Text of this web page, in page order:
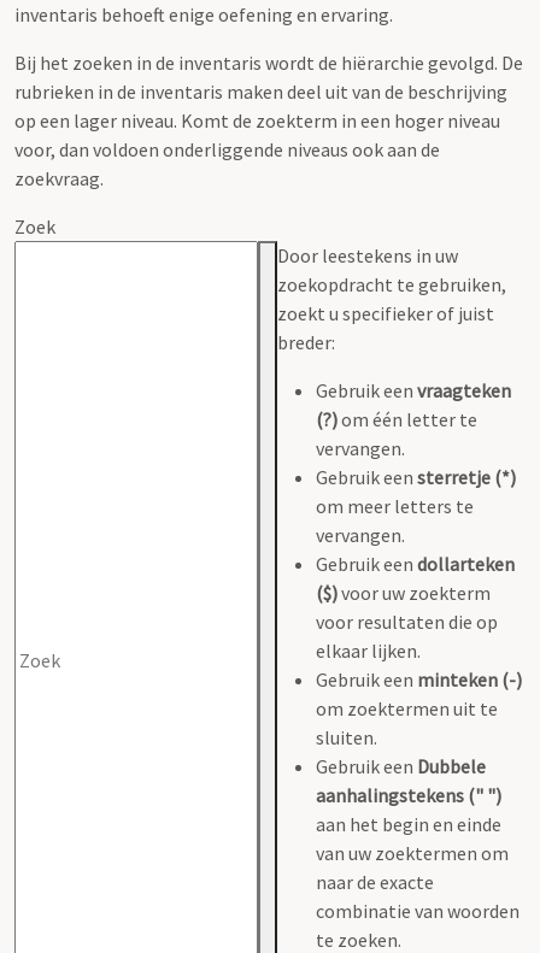
inventaris behoeft enige oefening en ervaring.
Bij het zoeken in de inventaris wordt de hiërarchie gevolgd. De
rubrieken in de inventaris maken deel uit van de beschrijving
op een lager niveau. Komt de zoekterm in een hoger niveau
voor, dan voldoen onderliggende niveaus ook aan de
zoekvraag.
Zoek
Door leestekens in uw
zoekopdracht te gebruiken,
zoekt u specifieker of juist
breder:
Gebruik een vraagteken
(?)om één letter te
vervangen.
Gebruik een sterretje (*)
om meer letters te
vervangen.
Gebruik een dollarteken
($)voor uw zoekterm
voor resultaten die op
elkaar lijken.
Gebruik een minteken (-)
om zoektermen uit te
sluiten.
Gebruik een Dubbele
aanhalingstekens (" ")
aan het begin en einde
van uw zoektermen om
naar de exacte
combinatie van woorden
te zoeken.